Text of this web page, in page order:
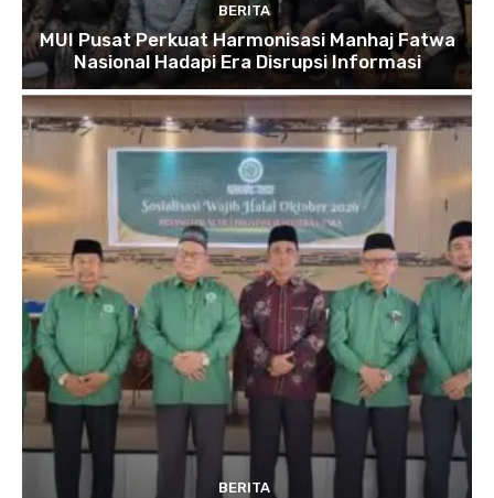
BERITA
MUI Pusat Perkuat Harmonisasi Manhaj Fatwa
Nasional Hadapi Era Disrupsi Informasi
BERITA